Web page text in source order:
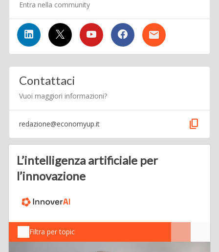
Entra nella community
Contattaci
Vuoi maggiori informazioni?
redazione@economyup.it content_copy
L’intelligenza artificiale per
l’innovazione
Filtra per topic